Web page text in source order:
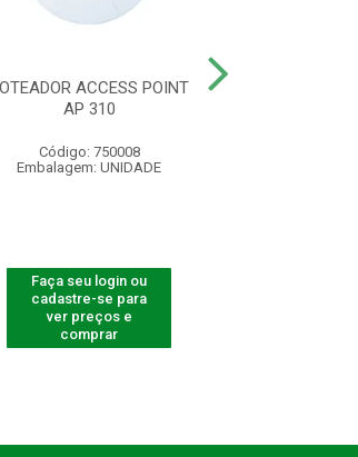
ACCESS POINT
AP 310
Código: 750008
Embalagem: UNIDADE
Faça seu login ou
cadastre-se para
ver preços e
comprar